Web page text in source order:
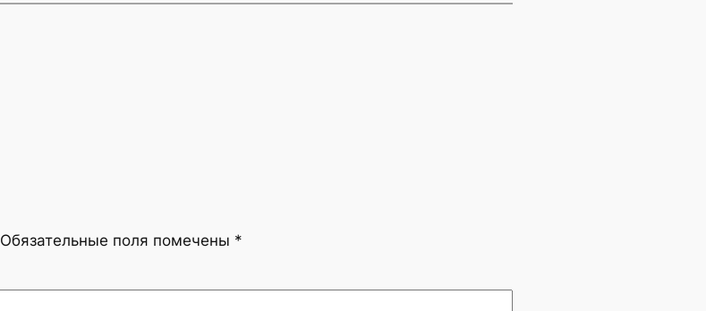
Обязательные поля помечены *